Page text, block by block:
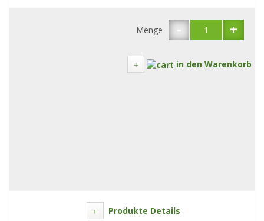
Produkte Details
- +
Menge
in den Warenkorb